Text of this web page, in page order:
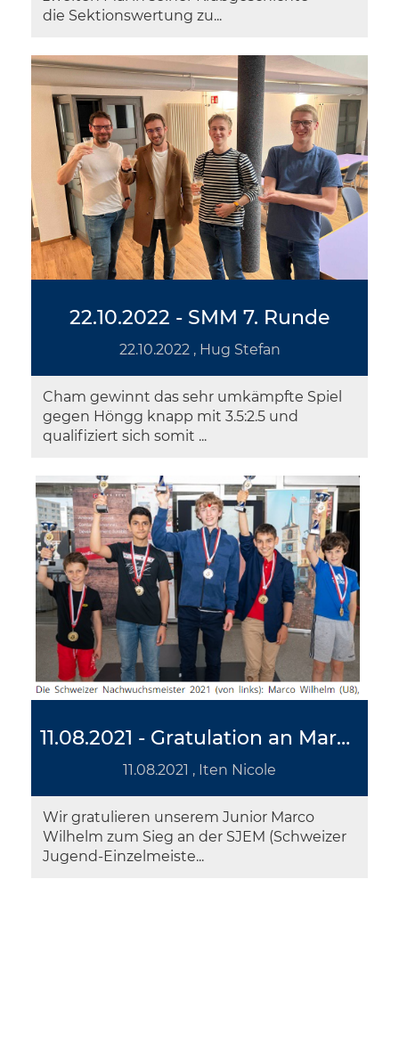
die Sektionswertung zu...
22.10.2022 - SMM 7. Runde
22.10.2022, Hug Stefan
Cham gewinnt das sehr umkämpfte Spiel
gegen Höngg knapp mit 3.5:2.5 und
qualifiziert sich somit ...
11.08.2021 - Gratulation an Marco Wilhelm zum U8 Schweizer Meister-Titel
11.08.2021 , Iten Nicole
Wir gratulieren unserem Junior Marco
Wilhelm zum Sieg an der SJEM (Schweizer
Jugend-Einzelmeiste...